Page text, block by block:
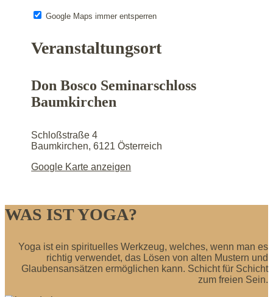
Google Maps immer entsperren
Veranstaltungsort
Don Bosco Seminarschloss
Baumkirchen
Schloßstraße 4
Baumkirchen, 6121 Österreich
Google Karte anzeigen
WAS IST YOGA?
Yoga ist ein spirituelles Werkzeug, welches, wenn man es
richtig verwendet, das Lösen von alten Mustern und
Glaubensansätzen ermöglichen kann. Schicht für Schicht
zum freien Sein.